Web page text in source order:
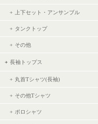
上下セット・アンサンブル
タンクトップ
その他
長袖トップス
丸首Tシャツ(長袖)
その他Tシャツ
ポロシャツ